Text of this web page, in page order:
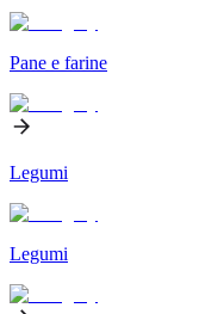
Pane e farine
Legumi
Legumi